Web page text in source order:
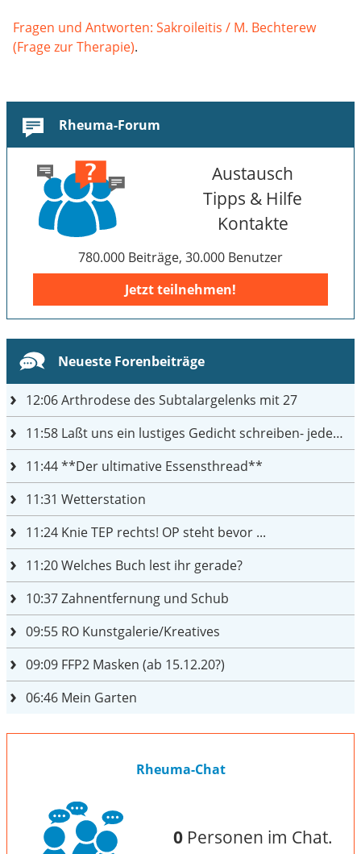
Fragen und Antworten: Sakroileitis / M. Bechterew
(Frage zur Therapie).
Rheuma-Forum
Austausch
Tipps & Hilfe
Kontakte
780.000 Beiträge, 30.000 Benutzer
Jetzt teilnehmen!
Neueste Forenbeiträge
12:06Arthrodese des Subtalargelenks mit 27
11:58 Laßt uns ein lustiges Gedicht schreiben- jeder einen Satz
11:44**Der ultimative Essensthread**
11:31 Wetterstation
11:24 Knie TEP rechts! OP steht bevor ...
11:20Welches Buch lest ihr gerade?
10:37Zahnentfernung und Schub
09:55 RO Kunstgalerie/Kreatives
09:09 FFP2 Masken (ab 15.12.20?)
06:46 Mein Garten
Rheuma-Chat
0Personen im Chat.